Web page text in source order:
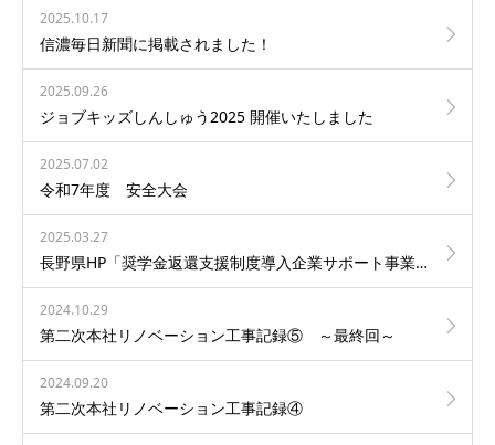
2025.10.17
信濃毎日新聞に掲載されました！
2025.09.26
ジョブキッズしんしゅう2025 開催いたしました
2025.07.02
令和7年度 安全大会
2025.03.27
長野県HP「奨学金返還支援制度導入企業サポート事業」ページに当社社員が掲載されました！
2024.10.29
第二次本社リノベーション工事記録⑤ ～最終回～
2024.09.20
第二次本社リノベーション工事記録④